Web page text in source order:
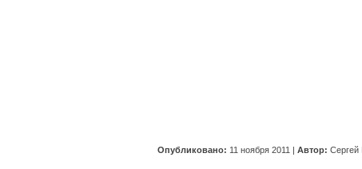
Опубликовано: 11 ноября 2011 | Автор: